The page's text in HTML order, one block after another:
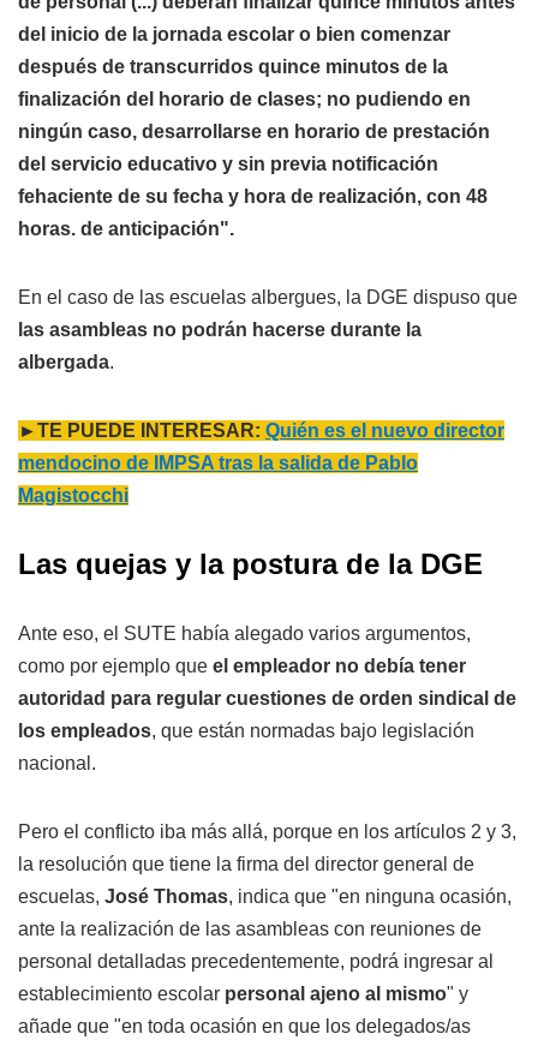
del inicio de la jornada escolar o bien comenzar
después de transcurridos quince minutos de la
finalización del horario de clases; no pudiendo en
ningún caso, desarrollarse en horario de prestación
del servicio educativo y sin previa notificación
fehaciente de su fecha y hora de realización, con 48
horas. de anticipación".
En el caso de las escuelas albergues, la DGE dispuso que
las asambleas no podrán hacerse durante la
albergada.
►TE PUEDE INTERESAR: Quién es el nuevo director
mendocino de IMPSA tras la salida de Pablo
Magistocchi
Las quejas y la postura de la DGE
Ante eso, el SUTE había alegado varios argumentos,
como por ejemplo que el empleador no debía tener
autoridad para regular cuestiones de orden sindical de
los empleados, que están normadas bajo legislación
nacional.
Pero el conflicto iba más allá, porque en los artículos 2 y 3,
la resolución que tiene la firma del director general de
escuelas, José Thomas, indica que "en ninguna ocasión,
ante la realización de las asambleas con reuniones de
personal detalladas precedentemente, podrá ingresar al
establecimiento escolar personal ajeno al mismo" y
añade que "en toda ocasión en que los delegados/as